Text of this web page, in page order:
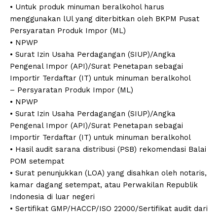
• Untuk produk minuman beralkohol harus
menggunakan lUl yang diterbitkan oleh BKPM Pusat
Persyaratan Produk Impor (ML)
• NPWP
• Surat Izin Usaha Perdagangan (SIUP)/Angka
Pengenal Impor (API)/Surat Penetapan sebagai
Importir Terdaftar (IT) untuk minuman beralkohol
– Persyaratan Produk Impor (ML)
• NPWP
• Surat Izin Usaha Perdagangan (SIUP)/Angka
Pengenal Impor (API)/Surat Penetapan sebagai
Importir Terdaftar (IT) untuk minuman beralkohol
• Hasil audit sarana distribusi (PSB) rekomendasi Balai
POM setempat
• Surat penunjukkan (LOA) yang disahkan oleh notaris,
kamar dagang setempat, atau Perwakilan Republik
Indonesia di luar negeri
• Sertifikat GMP/HACCP/ISO 22000/Sertifikat audit dari